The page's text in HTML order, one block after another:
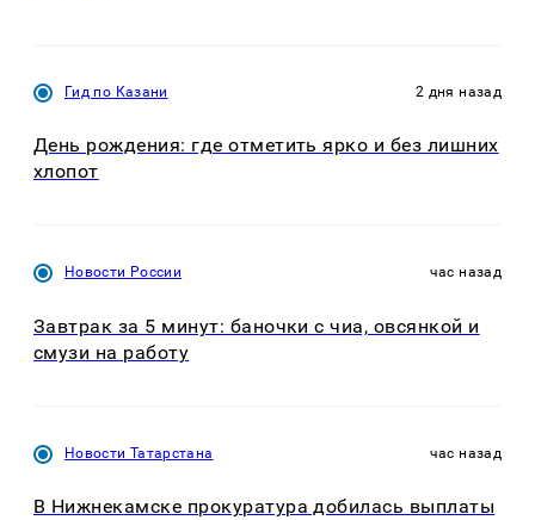
Гид по Казани 2 дня назад
День рождения: где отметить ярко и без лишних
хлопот
Новости России час назад
Завтрак за 5 минут: баночки с чиа, овсянкой и
смузи на работу
Новости Татарстана час назад
В Нижнекамске прокуратура добилась выплаты